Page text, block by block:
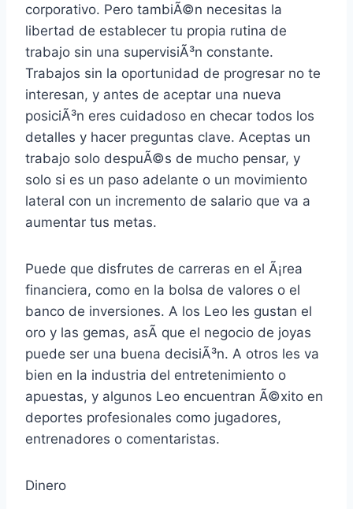
corporativo. Pero tambiÃ©n necesitas la
libertad de establecer tu propia rutina de
trabajo sin una supervisiÃ³n constante.
Trabajos sin la oportunidad de progresar no te
interesan, y antes de aceptar una nueva
posiciÃ³n eres cuidadoso en checar todos los
detalles y hacer preguntas clave. Aceptas un
trabajo solo despuÃ©s de mucho pensar, y
solo si es un paso adelante o un movimiento
lateral con un incremento de salario que va a
aumentar tus metas.
Puede que disfrutes de carreras en el Ã¡rea
financiera, como en la bolsa de valores o el
banco de inversiones. A los Leo les gustan el
oro y las gemas, asÃ­ que el negocio de joyas
puede ser una buena decisiÃ³n. A otros les va
bien en la industria del entretenimiento o
apuestas, y algunos Leo encuentran Ã©xito en
deportes profesionales como jugadores,
entrenadores o comentaristas.
Dinero